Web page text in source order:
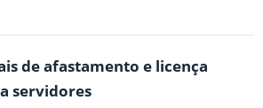
de afastamento e licença
servidores